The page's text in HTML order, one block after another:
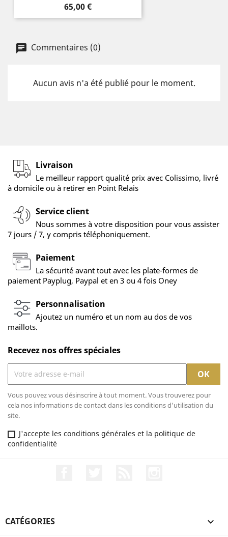
Prix
65,00 €
Commentaires (0)
Aucun avis n'a été publié pour le moment.
Livraison
Le meilleur rapport qualité prix avec Colissimo, livré
à domicile ou à retirer en Point Relais
Service client
Nous sommes à votre disposition pour vous assister
7 jours / 7, y compris téléphoniquement.
Paiement
La sécurité avant tout avec les plate-formes de
paiement Payplug, Paypal et en 3 ou 4 fois Oney
Personnalisation
Ajoutez un numéro et un nom au dos de vos
maillots.
Recevez nos offres spéciales
Vous pouvez vous désinscrire à tout moment. Vous trouverez pour
cela nos informations de contact dans les conditions d'utilisation du
site.
J'accepte les conditions générales et la politique de
confidentialité
CATÉGORIES 